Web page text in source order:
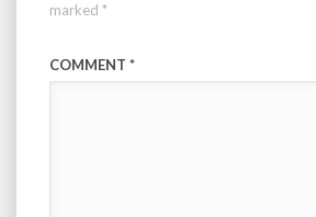
marked *
COMMENT *